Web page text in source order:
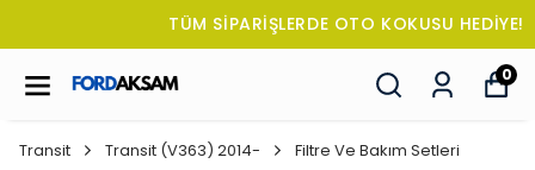
TÜM SİPARİŞLERDE OTO KOKUSU HEDİYE!
0
Transit Transit (V363) 2014- Filtre Ve Bakım Setleri